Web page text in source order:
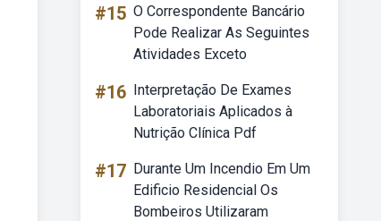
#15 O Correspondente Bancário
Pode Realizar As Seguintes
Atividades Exceto
#16 Interpretação De Exames
Laboratoriais Aplicados à
Nutrição Clínica Pdf
#17 Durante Um Incendio Em Um
Edificio Residencial Os
Bombeiros Utilizaram